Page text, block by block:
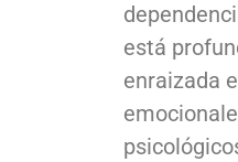
está
enraizada